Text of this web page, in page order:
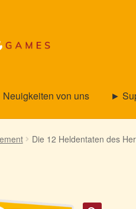
von uns ►
Die 12 Heldentaten des